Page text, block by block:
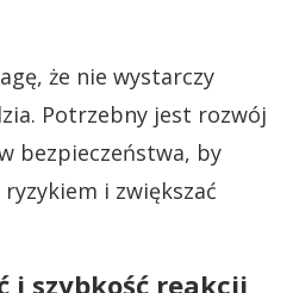
że nie wystarczy
Potrzebny jest rozwój
bezpieczeństwa, by
i zwiększać
i szybkość reakcji